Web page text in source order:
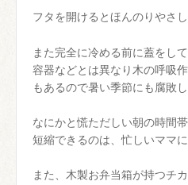
フタを開けるとほんのりやさし
また完全に冷める前に蓋をし
容器などとは異なり木の呼吸
もあるので暑い季節にも腐敗
なにかと慌ただしい朝の時間
短縮できるのは、忙しいママ
また、木製お弁当箱が持つチ